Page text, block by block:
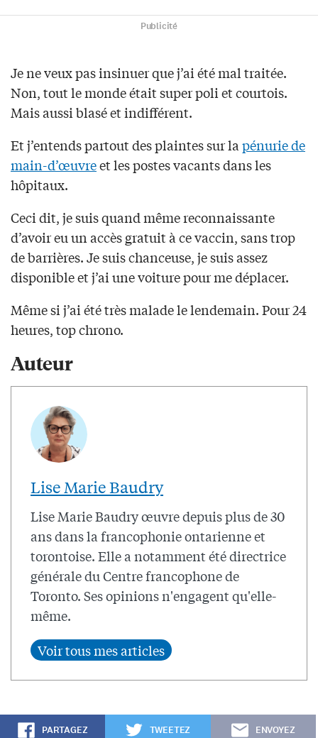
Publicité
Je ne veux pas insinuer que j’ai été mal traitée.
Non, tout le monde était super poli et courtois.
Mais aussi blasé et indifférent.
Et j’entends partout des plaintes sur lapénurie de
main-d’œuvreet les postes vacants dans les
hôpitaux.
Ceci dit, je suis quand même reconnaissante
d’avoir eu un accès gratuit à ce vaccin, sans trop
de barrières. Je suis chanceuse, je suis assez
disponible et j’ai une voiture pour me déplacer.
Même si j’ai été très malade le lendemain. Pour 24
heures, top chrono.
Auteur
Lise Marie Baudry
Lise Marie Baudry œuvre depuis plus de 30
ans dans la francophonie ontarienne et
torontoise. Elle a notamment été directrice
générale du Centre francophone de
Toronto. Ses opinions n'engagent qu'elle-
même.
PARTAGEZ TWEETEZ ENVOYEZ